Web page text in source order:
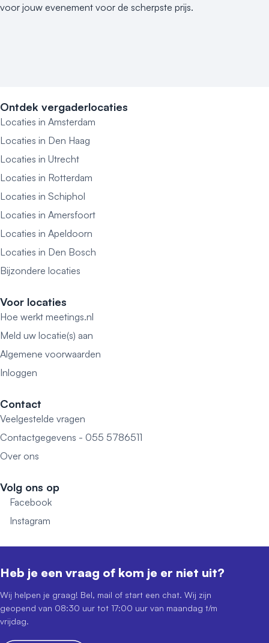
voor jouw evenement voor de scherpste prijs.
Ontdek vergaderlocaties
Locaties in Amsterdam
Locaties in Den Haag
Locaties in Utrecht
Locaties in Rotterdam
Locaties in Schiphol
Locaties in Amersfoort
Locaties in Apeldoorn
Locaties in Den Bosch
Bijzondere locaties
Voor locaties
Hoe werkt meetings.nl
Meld uw locatie(s) aan
Algemene voorwaarden
Inloggen
Contact
Veelgestelde vragen
Contactgegevens - 055 5786511
Over ons
Volg ons op
Facebook
Instagram
Heb je een vraag of kom je er niet uit?
Wij helpen je graag! Bel, mail of start een chat. Wij zijn
geopend van 08:30 uur tot 17:00 uur van maandag t/m
vrijdag.